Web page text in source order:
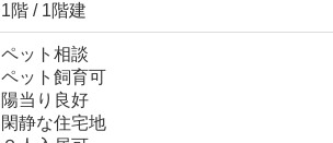
1階 / 1階建
ペット相談
ペット飼育可
陽当り良好
閑静な住宅地